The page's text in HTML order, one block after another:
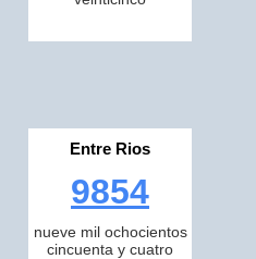
Entre Rios
9854
nueve mil ochocientos
cincuenta y cuatro